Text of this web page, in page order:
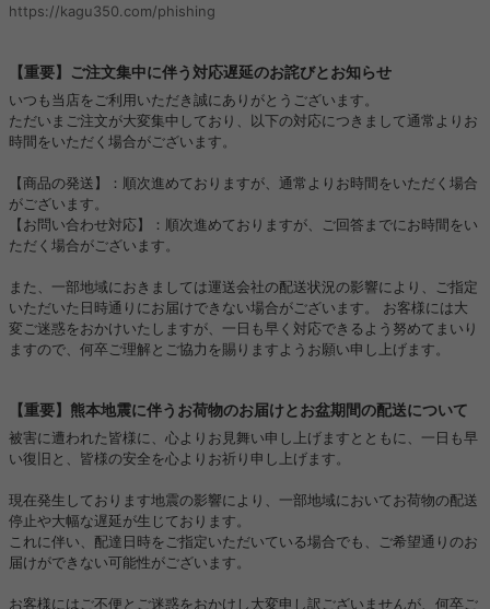
https://kagu350.com/phishing
【重要】ご注文集中に伴う対応遅延のお詫びとお知らせ
いつも当店をご利用いただき誠にありがとうございます。
ただいまご注文が大変集中しており、以下の対応につきまして通常よりお
時間をいただく場合がございます。
【商品の発送】：順次進めておりますが、通常よりお時間をいただく場合
がございます。
【お問い合わせ対応】：順次進めておりますが、ご回答までにお時間をい
ただく場合がございます。
また、一部地域におきましては運送会社の配送状況の影響により、ご指定
いただいた日時通りにお届けできない場合がございます。 お客様には大
変ご迷惑をおかけいたしますが、一日も早く対応できるよう努めてまいり
ますので、何卒ご理解とご協力を賜りますようお願い申し上げます。
【重要】熊本地震に伴うお荷物のお届けとお盆期間の配送について
被害に遭われた皆様に、心よりお見舞い申し上げますとともに、一日も早
い復旧と、皆様の安全を心よりお祈り申し上げます。
現在発生しております地震の影響により、一部地域においてお荷物の配送
停止や大幅な遅延が生じております。
これに伴い、配達日時をご指定いただいている場合でも、ご希望通りのお
届けができない可能性がございます。
お客様にはご不便とご迷惑をおかけし大変申し訳ございませんが、何卒ご